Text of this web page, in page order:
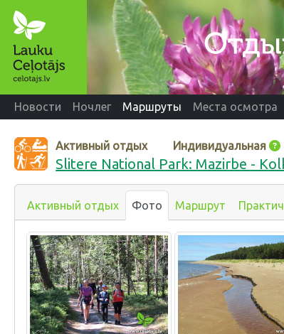
Новости Ночлег Маршруты Места осмотра
Активный отдых Индивидуальная
Slitere National Park: Mazirbe -
Активный отдых Фото Маршрут